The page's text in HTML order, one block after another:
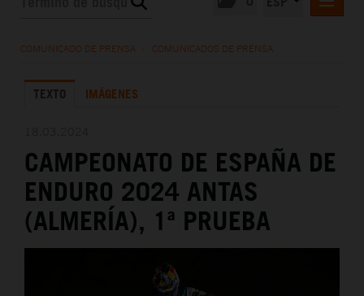
LA EMPRESA
COMUNICADO DE PRENSA COMUNICADOS DE PRENSA
TEXTO IMÁGENES
CAMPEONATO DE ESPAÑA DE
ENDURO 2024 ANTAS
(ALMERÍA), 1ª PRUEBA